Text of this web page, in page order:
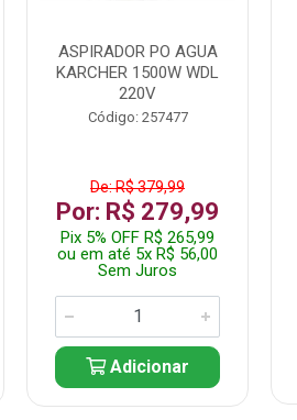
ASPIRADOR PO AGUA
KARCHER 1500W WDL
220V
Código: 257477
De: R$ 379,99
Por: R$ 279,99
Pix 5% OFF R$ 265,99
ou em até 5x R$ 56,00
Sem Juros
Adicionar